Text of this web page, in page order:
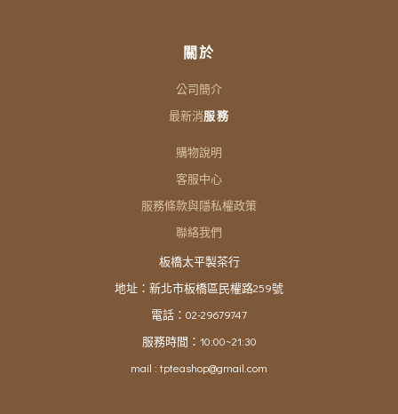
關於
公司簡介
最新消服務
購物說明
客服中心
服務條款與隱私權政策
聯絡我們
板橋太平製茶行
地址：新北市板橋區民權路259號
電話：02-29679747
服務時間：10:00~21:30
mail : tpteashop@gmail.com